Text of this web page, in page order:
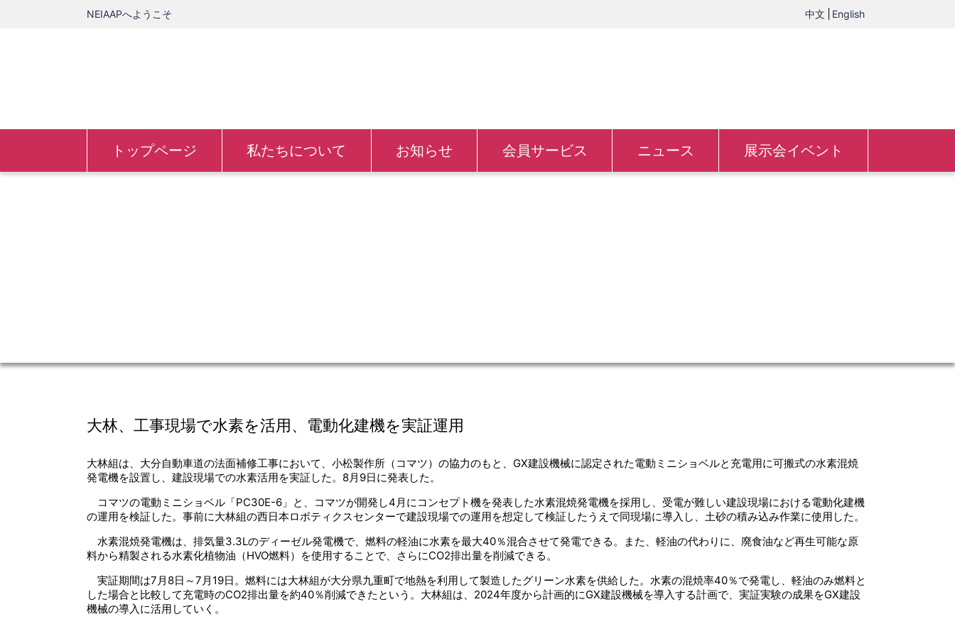
NEIAAPへようこそ 中文 English
トップページ 私たちについて お知らせ 会員サービス ニュース 展示会イベント
大林、工事現場で水素を活用、電動化建機を実証運用
大林組は、大分自動車道の法面補修工事において、小松製作所（コマツ）の協力のもと、GX建設機械に認定された電動ミニショベルと充電用に可搬式の水素混焼
発電機を設置し、建設現場での水素活用を実証した。8月9日に発表した。
コマツの電動ミニショベル「PC30E-6」と、コマツが開発し4月にコンセプト機を発表した水素混焼発電機を採用し、受電が難しい建設現場における電動化建機
の運用を検証した。事前に大林組の西日本ロボティクスセンターで建設現場での運用を想定して検証したうえで同現場に導入し、土砂の積み込み作業に使用した。
水素混焼発電機は、排気量3.3Lのディーゼル発電機で、燃料の軽油に水素を最大40％混合させて発電できる。また、軽油の代わりに、廃食油など再生可能な原
料から精製される水素化植物油（HVO燃料）を使用することで、さらにCO2排出量を削減できる。
実証期間は7月8日～7月19日。燃料には大林組が大分県九重町で地熱を利用して製造したグリーン水素を供給した。水素の混焼率40％で発電し、軽油のみ燃料と
した場合と比較して充電時のCO2排出量を約40％削減できたという。大林組は、2024年度から計画的にGX建設機械を導入する計画で、実証実験の成果をGX建設
機械の導入に活用していく。